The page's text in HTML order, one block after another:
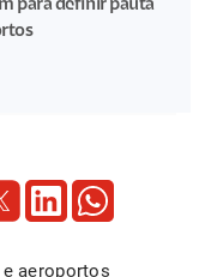
para definir pauta
aeroportos